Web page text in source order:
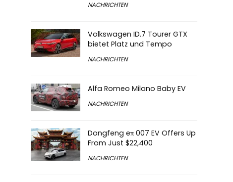
NACHRICHTEN
Volkswagen ID.7 Tourer GTX
bietet Platz und Tempo
NACHRICHTEN
Alfa Romeo Milano Baby EV
NACHRICHTEN
Dongfeng eπ 007 EV Offers Up
From Just $22,400
NACHRICHTEN